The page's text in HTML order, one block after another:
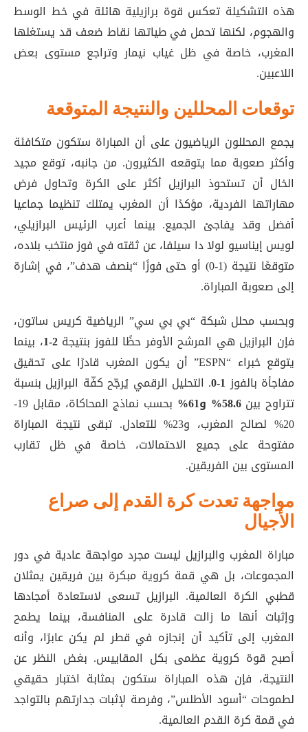
هذه التشكيلة تعكس قوة برازيلية هائلة في خط الوسط
والهجوم، لكنها تحمل في طياتها نقاط ضعف قد يستغلها
المغرب، خاصة في ظل غياب نيمار وتراجع مستوى بعض
اللاعبين.
توقعات المحللين والنتيجة المتوقعة
يجمع المحللون الرياضيون على أن المباراة ستكون متكافئة
وأكثر صعوبة مما يتوقعه الكثيرون. من جانبه، توقع مجيد
الخال أن تستحوذ البرازيل أكثر على الكرة وتحاول فرض
مهاراتها الفردية، مؤكدًا أن المغرب يمتلك تنظيما جماعيا
أفضل وقد يفاجئ الجميع. بينما أعرب الرئيس البرازيلي،
لويس إيناسيو لولا دا سيلفا، عن ثقته في فوز منتخب بلاده،
متوقعًا نتيجة (1-0) أو حتى فوزًا “بنصف هدف”، في إشارة
إلى صعوبة المباراة.
وبحسب محلل شبكة “بي بي سي” الرياضية كريس ساتون،
فإن البرازيل هي المرشح الأوفر حظًا للفوز بنتيجة2-1 ، بينما
يتوقع خبراء “ESPN” أن يكون المغرب قادرًا على تحقيق
مفاجأة بالفوز 1-0 . التحليل الرقمي يُرجّح كفّة البرازيل بنسبة
تتراوح بين58.6% و61%
بحسب نماذج المحاكاة، مقابل 19-
20% لصالح المغرب، و23% للتعادل. تبقى نتيجة المباراة
مفتوحة على جميع الاحتمالات، خاصة في ظل تقارب
المستوى بين الفريقين.
مواجهة تعدت كرة القدم إلى صراع
الأجيال
مباراة المغرب والبرازيل ليست مجرد مواجهة عادية في دور
المجموعات، بل هي قمة كروية مبكرة بين فريقين يمثلان
قطبي الكرة العالمية. البرازيل تسعى لاستعادة أمجادها
وإثبات أنها ما زالت قادرة على المنافسة، بينما يطمح
المغرب إلى تأكيد أن إنجازه في قطر لم يكن عابرًا، وأنه
أصبح قوة كروية عظمى بكل المقاييس. بغض النظر عن
النتيجة، فإن هذه المباراة ستكون بمثابة اختبار حقيقي
لطموحات “أسود الأطلس”، وفرصة لإثبات جدارتهم بالتواجد
في قمة كرة القدم العالمية.